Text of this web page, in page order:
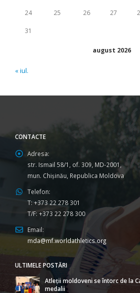
august 2026
24 25 26 27
31
« iul.
CONTACTE
Adresa:
str. Ismail 58/1, of. 309, MD-2001,
mun. Chişinău, Republica Moldova
Telefon:
T: +373 22 278 301
T/F: +373 22 278 300
Email:
mda@mf.worldathletics.org
ULTIMELE POSTĂRI
Atleții moldoveni se întorc de la
medalii